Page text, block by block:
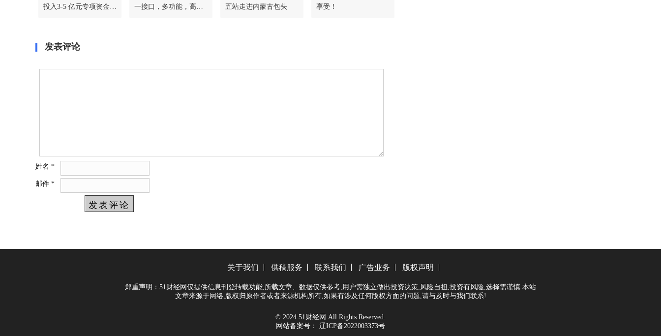
投入3-5 亿元专项资金，
一接口，多功能，高清
五站走进内蒙古包头
享受！
发表评论
姓名 *
邮件 *
关于我们 供稿服务 联系我们 广告业务 版权声明
郑重声明：51财经网仅提供信息刊登转载功能,所载文章、数据仅供参考,用户需独立做出投资决策,风险自担,投资有风险,选择需谨慎 本站
文章来源于网络,版权归原作者或者来源机构所有,如果有涉及任何版权方面的问题,请与及时与我们联系!
© 2024 51财经网 All Rights Reserved.
网站备案号：
辽ICP备2022003373号